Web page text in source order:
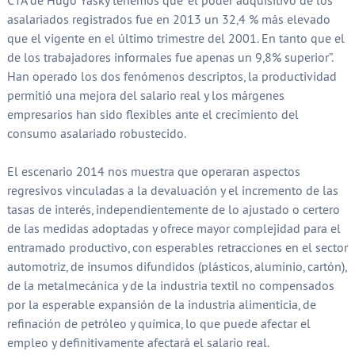
asalariados registrados fue en 2013 un 32,4 % más elevado
que el vigente en el último trimestre del 2001. En tanto que el
de los trabajadores informales fue apenas un 9,8% superior”.
Han operado los dos fenómenos descriptos, la productividad
permitió una mejora del salario real y los márgenes
empresarios han sido flexibles ante el crecimiento del
consumo asalariado robustecido.
El escenario 2014 nos muestra que operaran aspectos
regresivos vinculadas a la devaluación y el incremento de las
tasas de interés, independientemente de lo ajustado o certero
de las medidas adoptadas y ofrece mayor complejidad para el
entramado productivo, con esperables retracciones en el sector
automotriz, de insumos difundidos (plásticos, aluminio, cartón),
de la metalmecánica y de la industria textil no compensados
por la esperable expansión de la industria alimenticia, de
refinación de petróleo y química, lo que puede afectar el
empleo y definitivamente afectará el salario real.